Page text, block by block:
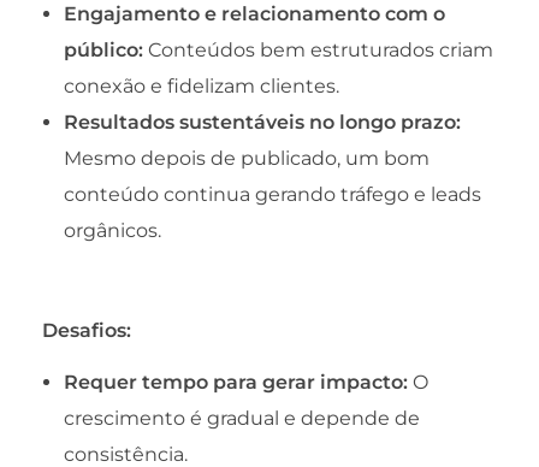
Engajamento e relacionamento com o
público: Conteúdos bem estruturados criam
conexão e fidelizam clientes.
Resultados sustentáveis no longo prazo:
Mesmo depois de publicado, um bom
conteúdo continua gerando tráfego e leads
orgânicos.
Desafios:
Requer tempo para gerar impacto:O
crescimento é gradual e depende de
consistência.